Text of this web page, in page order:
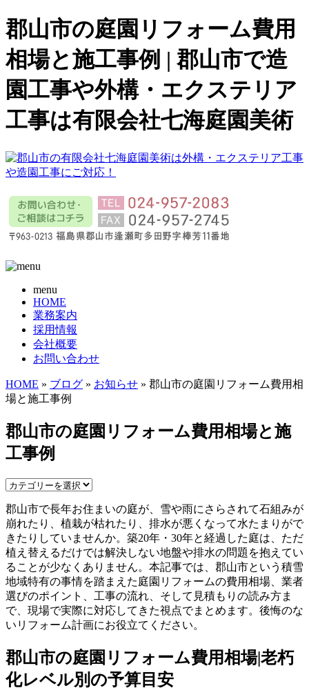
郡山市の庭園リフォーム費用
相場と施工事例 | 郡山市で造
園工事や外構・エクステリア
工事は有限会社七海庭園美術
menu
HOME
業務案内
採用情報
会社概要
お問い合わせ
HOME » ブログ » お知らせ » 郡山市の庭園リフォーム費用相
場と施工事例
郡山市の庭園リフォーム費用相場と施
工事例
郡山市で長年お住まいの庭が、雪や雨にさらされて石組みが
崩れたり、植栽が枯れたり、排水が悪くなって水たまりがで
きたりしていませんか。築20年・30年と経過した庭は、ただ
植え替えるだけでは解決しない地盤や排水の問題を抱えてい
ることが少なくありません。本記事では、郡山市という積雪
地域特有の事情を踏まえた庭園リフォームの費用相場、業者
選びのポイント、工事の流れ、そして見積もりの読み方ま
で、現場で実際に対応してきた視点でまとめます。後悔のな
いリフォーム計画にお役立てください。
郡山市の庭園リフォーム費用相場|老朽
化レベル別の予算目安